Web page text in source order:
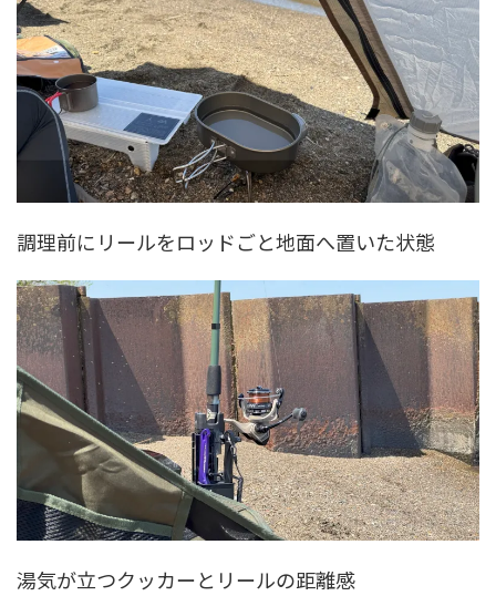
調理前にリールをロッドごと地面へ置いた状態
湯気が立つクッカーとリールの距離感